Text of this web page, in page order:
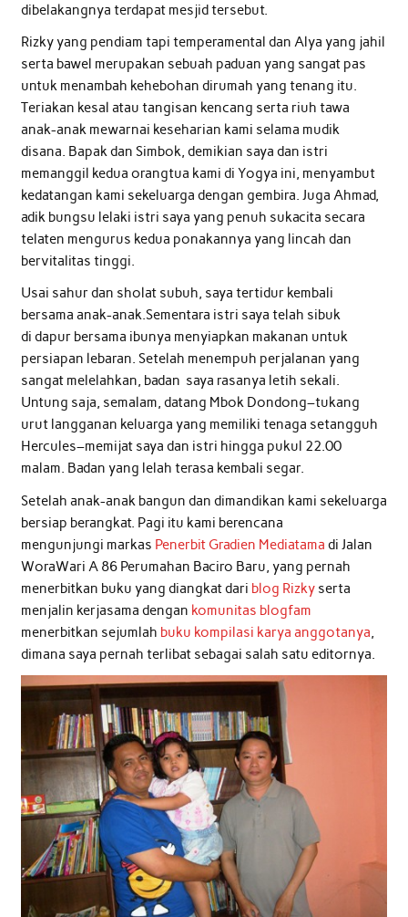
dibelakangnya terdapat mesjid tersebut.
Rizky yang pendiam tapi temperamental dan Alya yang jahil
serta bawel merupakan sebuah paduan yang sangat pas
untuk menambah kehebohan dirumah yang tenang itu.
Teriakan kesal atau tangisan kencang serta riuh tawa
anak-anak mewarnai keseharian kami selama mudik
disana. Bapak dan Simbok, demikian saya dan istri
memanggil kedua orangtua kami di Yogya ini, menyambut
kedatangan kami sekeluarga dengan gembira. Juga Ahmad,
adik bungsu lelaki istri saya yang penuh sukacita secara
telaten mengurus kedua ponakannya yang lincah dan
bervitalitas tinggi.
Usai sahur dan sholat subuh, saya tertidur kembali
bersama anak-anak.Sementara istri saya telah sibuk
di dapur bersama ibunya menyiapkan makanan untuk
persiapan lebaran. Setelah menempuh perjalanan yang
sangat melelahkan, badan saya rasanya letih sekali.
Untung saja, semalam, datang Mbok Dondong–tukang
urut langganan keluarga yang memiliki tenaga setangguh
Hercules–memijat saya dan istri hingga pukul 22.00
malam. Badan yang lelah terasa kembali segar.
Setelah anak-anak bangun dan dimandikan kami sekeluarga
bersiap berangkat. Pagi itu kami berencana
mengunjungi markas Penerbit Gradien Mediatama di Jalan
WoraWari A 86 Perumahan Baciro Baru, yang pernah
menerbitkan buku yang diangkat dari blog Rizkyserta
menjalin kerjasama dengan komunitas blogfam
menerbitkan sejumlah buku kompilasi karya anggotanya,
dimana saya pernah terlibat sebagai salah satu editornya.